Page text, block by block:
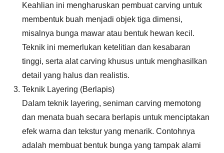
Keahlian ini mengharuskan pembuat carving untuk
membentuk buah menjadi objek tiga dimensi,
misalnya bunga mawar atau bentuk hewan kecil.
Teknik ini memerlukan ketelitian dan kesabaran
tinggi, serta alat carving khusus untuk menghasilkan
detail yang halus dan realistis.
Teknik Layering (Berlapis)
Dalam teknik layering, seniman carving memotong
dan menata buah secara berlapis untuk menciptakan
efek warna dan tekstur yang menarik. Contohnya
adalah membuat bentuk bunga yang tampak alami